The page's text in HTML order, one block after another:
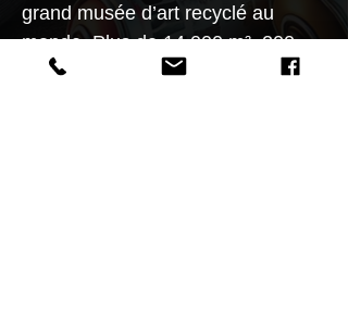
grand musée d’art recyclé au
monde. Plus de 14 000 m², 200
graffitis et 3 000 sculptures.